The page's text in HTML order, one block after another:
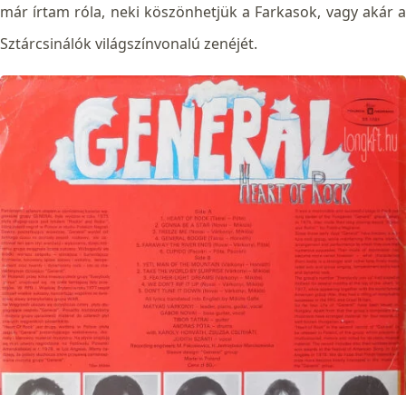
már írtam róla, neki köszönhetjük a Farkasok, vagy akár a
Sztárcsinálók világszínvonalú zenéjét.